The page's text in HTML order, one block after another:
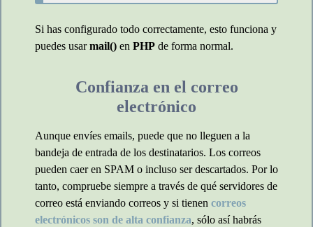
Si has configurado todo correctamente, esto funciona y
puedes usarmail() en PHP de forma normal.
Confianza en el correo
electrónico
Aunque envíes emails, puede que no lleguen a la
bandeja de entrada de los destinatarios. Los correos
pueden caer en SPAM o incluso ser descartados. Por lo
tanto, compruebe siempre a través de qué servidores de
correo está enviando correos y si tienen correos
electrónicos son de alta confianza, sólo así habrás